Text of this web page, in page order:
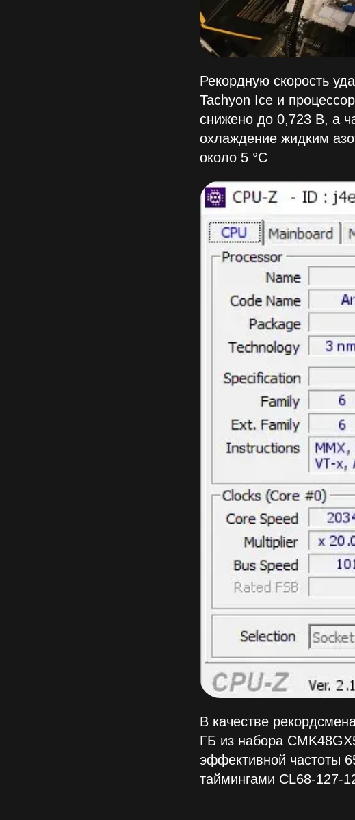
Рекордную скорость
Tachyon Ice и
снижено до 0,723 В, а
охлаждение жидким
около 5 °C
В качестве
ГБ из набора
эффективной частоты
таймингами CL68-127-